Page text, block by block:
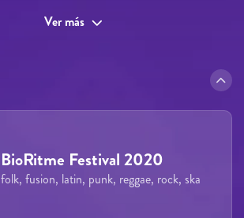
Ver más
BioRitme Festival 2020
folk, fusion, latin, punk, reggae, rock, ska